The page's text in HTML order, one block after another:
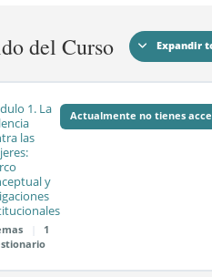
del Curso Expandir
1. La
las
y
1
Actualmente no tienes